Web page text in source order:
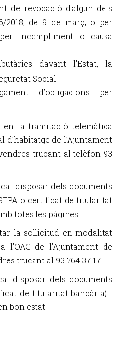
de revocació d'algun dels
2018, de 9 de març, o per
incompliment o causa
davant l'Estat, la
Social.
d’obligacions per
en la tramitació telemàtica
de l’Ajuntament
trucant al telèfon 93
disposar dels documents
o certificat de titularitat
totes les pàgines.
la sol·licitud en modalitat
de l’Ajuntament de
trucant al 93 764 37 17.
disposar dels documents
de titularitat bancària) i
bon estat.